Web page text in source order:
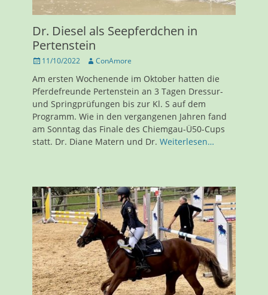
Dr. Diesel als Seepferdchen in
Pertenstein
Veröffentlicht
11/10/2022 AutorConAmore
Am ersten Wochenende im Oktober hatten die
Pferdefreunde Pertenstein an 3 Tagen Dressur-
und Springprüfungen bis zur Kl. S auf dem
Programm. Wie in den vergangenen Jahren fand
am Sonntag das Finale des Chiemgau-Ü50-Cups
statt. Dr. Diane Matern und Dr. Weiterlesen…